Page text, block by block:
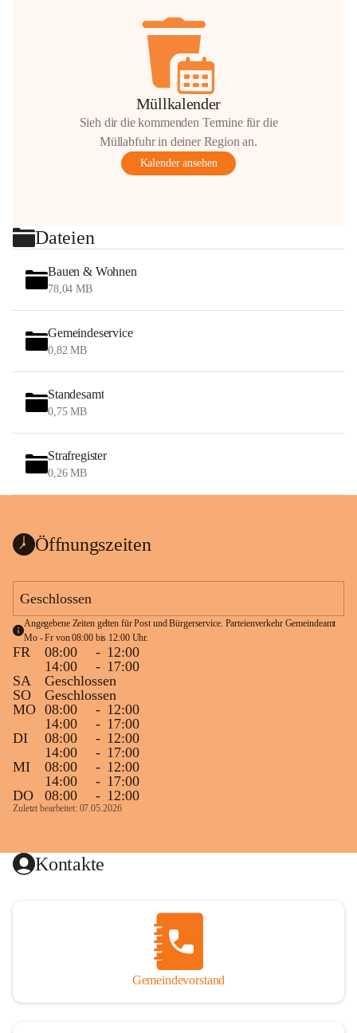
Müllkalender
Sieh dir die kommenden Termine für die
Müllabfuhr in deiner Region an.
Kalender ansehen
Dateien
Bauen & Wohnen
78,04 MB
Gemeindeservice
0,82 MB
Standesamt
0,75 MB
Strafregister
0,26 MB
Öffnungszeiten
Geschlossen
Angegebene Zeiten gelten für Post und Bürgerservice. Parteienverkehr Gemeindeamt
Mo - Fr von 08:00 bis 12:00 Uhr.
FR 08:00 - 12:00
14:00
- 17:00
SA
Geschlossen
SO
Geschlossen
MO 08:00 - 12:00
14:00
- 17:00
DI
08:00 - 12:00
14:00
- 17:00
MI
08:00 - 12:00
14:00
- 17:00
DO
08:00 - 12:00
Zuletzt bearbeitet: 07.05.2026
Kontakte
Gemeindevorstand